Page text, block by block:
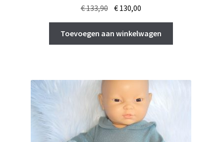
€133,90 Oorspronkelijke
was:
€ 133,90.
€ 130,00
is:
€ 130,00.
Toevoegen aan winkelwagen